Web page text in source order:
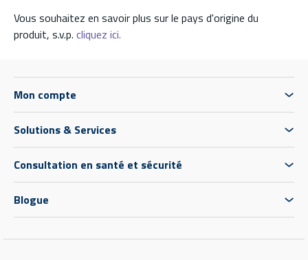
Vous souhaitez en savoir plus sur le pays d'origine du
produit, s.v.p. cliquez ici.
Mon compte
Solutions & Services
Consultation en santé et sécurité
Blogue